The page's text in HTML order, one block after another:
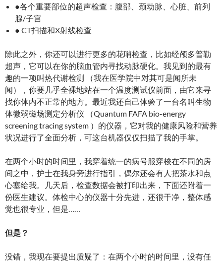
●各个重要部位的超声检查：腹部、颈动脉、心脏、前列
腺/子宫
● CT扫描和X射线检查
除此之外，你还可以进行更多的花哨检查，比如经颅多普勒
超声，它可以在你的脑血管内寻找动脉硬化。我见到的最有
趣的一项叫热代谢检测 （我在医学院中对其可是闻所未
闻），你要几乎全裸地站在一个温度测试仪前面，由它来寻
找你体内不正常的地方。最近我还自己体验了一台名叫生物
体微弱磁场测定分析仪 （Quantum FAFA bio-energy
screening tracing system ）的仪器，它对我的健康风险和营养
状况进行了全面分析，可这台机器仅仅扫描了我的手掌。
在两个小时的时间里，我穿着统一的病号服穿梭在不同的房
间之中，护士在我身旁进行指引，偶尔还会有人把茶水和点
心塞给我。几天后，检查数据会被打印出来，下面还附着一
份医生建议。体检中心的仪器十分先进，还很干净，整体感
觉也很专业，但是……
但是？
没错，我现在要提出质疑了：在两个小时的时间里，没有任